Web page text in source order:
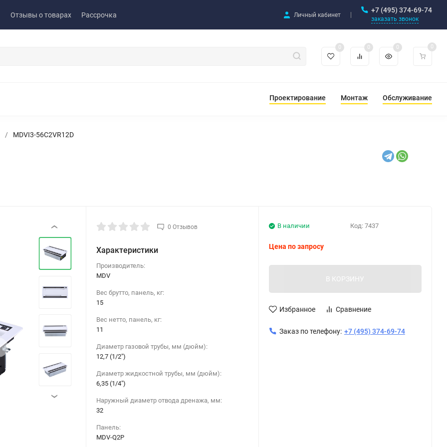
Отзывы о товарах Рассрочка Личный кабинет
+7 (495) 374-69-74
заказать звонок
0 0 0 0
Проектирование Монтаж Обслуживание
/ MDVI3-56C2VR12D
‹
›
0 Отзывов
Характеристики
Производитель:
MDV
Вес брутто, панель, кг:
15
Вес нетто, панель, кг:
11
Диаметр газовой трубы, мм (дюйм):
12,7 (1/2")
Диаметр жидкостной трубы, мм (дюйм):
6,35 (1/4")
Наружный диаметр отвода дренажа, мм:
32
Панель:
MDV-Q2P
Код: 7437
В наличии
Цена по запросу
В КОРЗИНУ
Избранное Сравнение
Заказ по телефону: +7 (495) 374-69-74